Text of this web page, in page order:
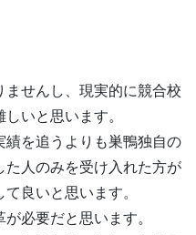
せんし、現実的に競合校
いと思います。
績を追うよりも巣鴨独自の
人のみを受け入れた方が
良いと思います。
必要だと思います。